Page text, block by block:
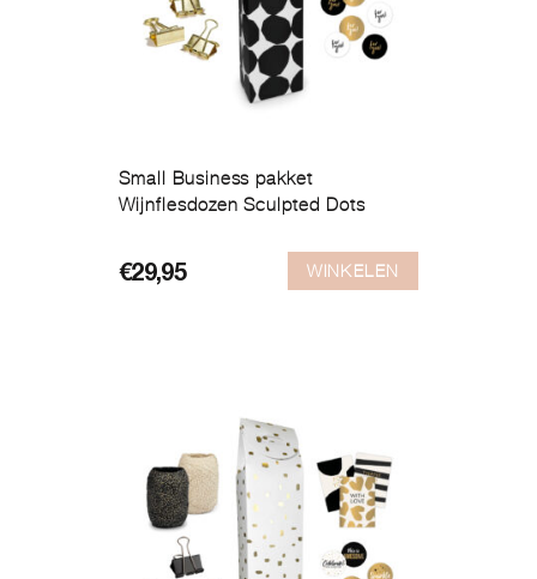
Small Business pakket
Wijnflesdozen Sculpted Dots
€29,95 WINKELEN